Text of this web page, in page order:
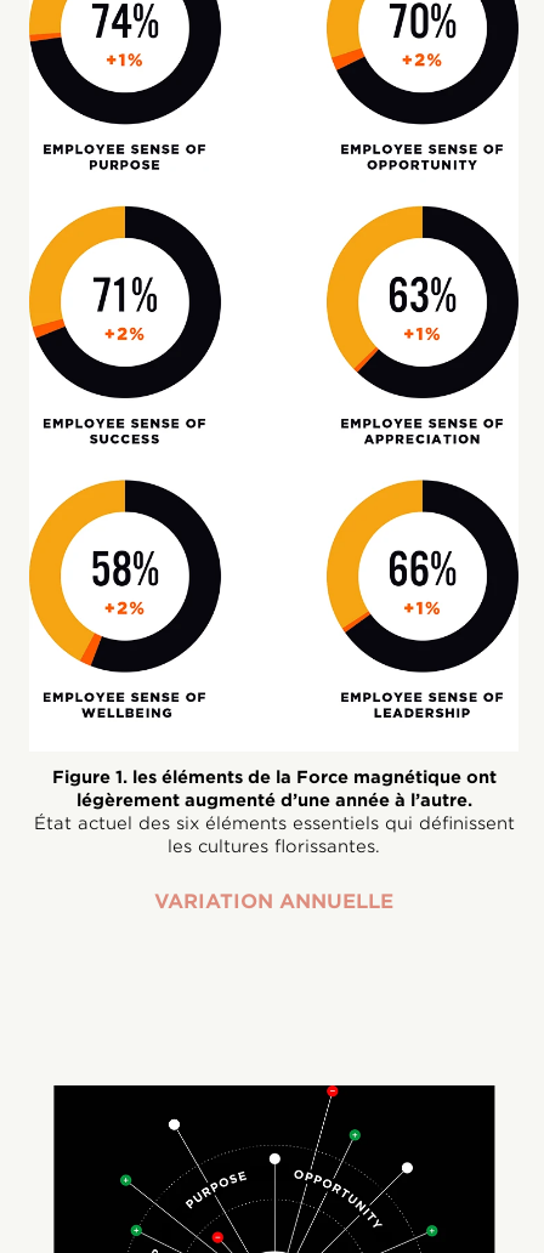
Figure 1. les éléments de la Force magnétique ont
légèrement augmenté d’une année à l’autre.
État actuel des six éléments essentiels qui définissent
les cultures florissantes.
VARIATION ANNUELLE